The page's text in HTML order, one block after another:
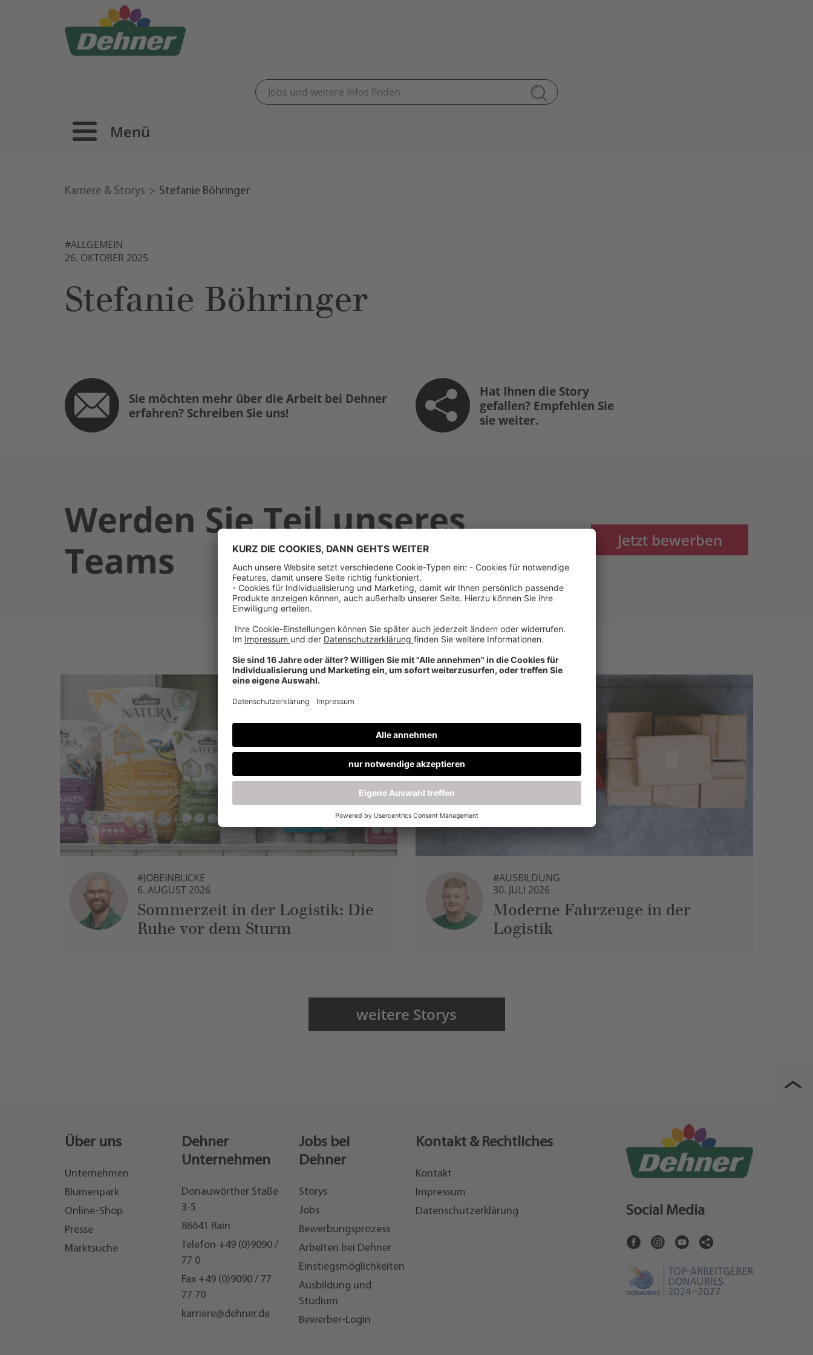
Menü
Karriere & Storys Stefanie Böhringer
#ALLGEMEIN
26. OKTOBER 2025
Stefanie Böhringer
Sie möchten mehr über die Arbeit bei Dehner
erfahren? Schreiben Sie uns!
Hat Ihnen die Story
gefallen? Empfehlen Sie
sie weiter.
Werden Sie Teil unseres
Teams
Jetzt bewerben
#JOBEINBLICKE
6. AUGUST 2026
Sommerzeit in der Logistik: Die
Ruhe vor dem Sturm
#AUSBILDUNG
30. JULI 2026
Moderne Fahrzeuge in der
Logistik
weitere Storys
Über uns
Unternehmen
Blumenpark
Online-Shop
Presse
Marktsuche
Dehner
Unternehmen
Donauwörther Staße
3-5
86641 Rain
Telefon +49 (0)9090 /
77 0
Fax +49 (0)9090 / 77
77 70
karriere@dehner.de
Jobs bei
Dehner
Storys
Jobs
Bewerbungsprozess
Arbeiten bei Dehner
Einstiegsmöglichkeiten
Ausbildung und
Studium
Bewerber-Login
Kontakt & Rechtliches
Kontakt
Impressum
Datenschutzerklärung
Social Media